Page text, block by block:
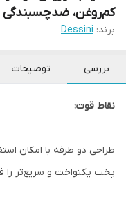
کم‌روغن، ضدچسبندگی
برند: Dessini
بررسی توضیحات
نقاط قوت:
طراحی دو طرفه با امکان
پخت یکنواخت و سریع‌تر را